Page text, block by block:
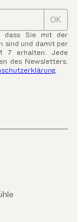
OK
dass Sie mit der
sind und damit per
7 erhalten. Jede
des Newsletters.
.